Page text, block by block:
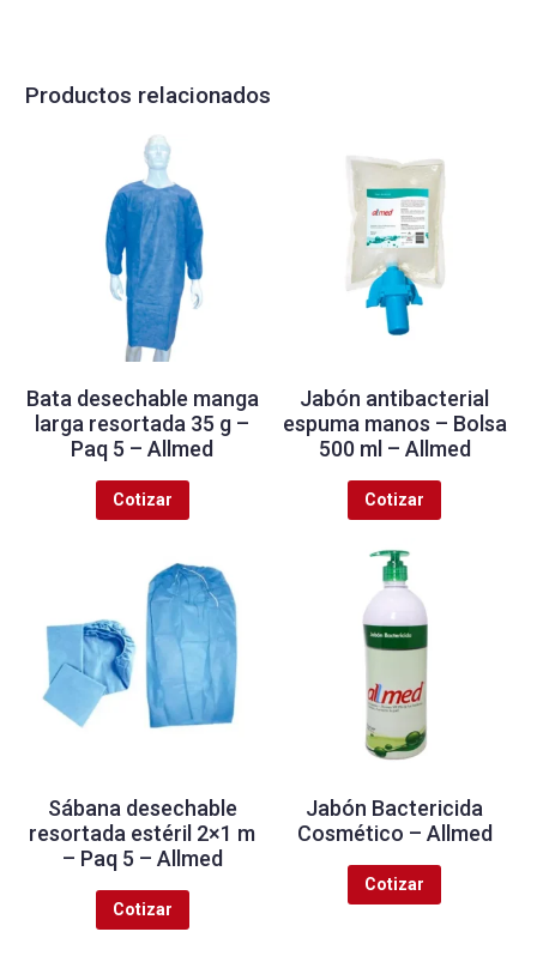
Productos relacionados
Bata desechable manga
larga resortada 35 g –
Paq 5 – Allmed
Cotizar
Jabón antibacterial
espuma manos – Bolsa
500 ml – Allmed
Cotizar
Sábana desechable
resortada estéril 2×1 m
– Paq 5 – Allmed
Cotizar
Jabón Bactericida
Cosmético – Allmed
Cotizar